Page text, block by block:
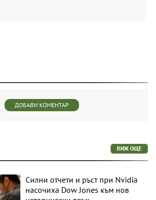
ДОБАВИ КОМЕНТАР
ВИЖ ОЩЕ
Силни отчети и ръст при Nvidia
насочиха Dow Jones към нов